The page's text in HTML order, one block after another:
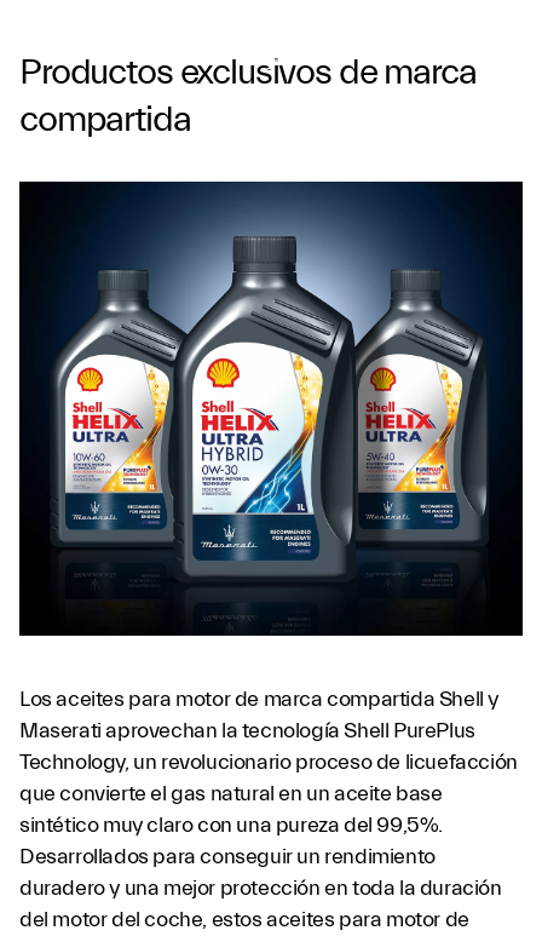
Productos exclusivos de marca
compartida
Los aceites para motor de marca compartida Shell y
Maserati aprovechan la tecnología Shell PurePlus
Technology, un revolucionario proceso de licuefacción
que convierte el gas natural en un aceite base
sintético muy claro con una pureza del 99,5%.
Desarrollados para conseguir un rendimiento
duradero y una mejor protección en toda la duración
del motor del coche, estos aceites para motor de